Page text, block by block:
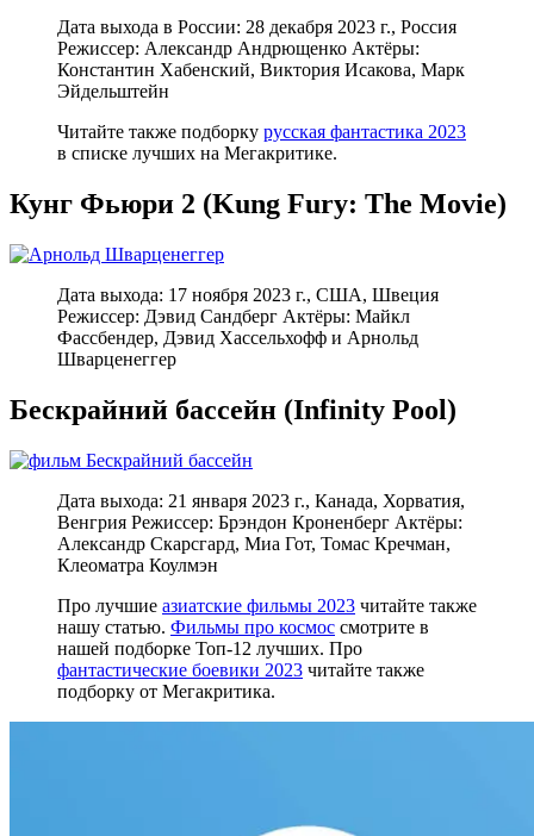
Дата выхода в России: 28 декабря 2023 г., Россия
Режиссер: Александр Андрющенко Актёры:
Константин Хабенский, Виктория Исакова, Марк
Эйдельштейн
Читайте также подборку русская фантастика 2023
в списке лучших на Мегакритике.
Кунг Фьюри 2 (Kung Fury: The Movie)
Дата выхода: 17 ноября 2023 г., США, Швеция
Режиссер: Дэвид Сандберг Актёры: Майкл
Фассбендер, Дэвид Хассельхофф и Арнольд
Шварценеггер
Бескрайний бассейн (Infinity Pool)
Дата выхода: 21 января 2023 г., Канада, Хорватия,
Венгрия Режиссер: Брэндон Кроненберг Актёры:
Александр Скарсгард, Миа Гот, Томас Кречман,
Клеоматра Коулмэн
Про лучшие азиатские фильмы 2023 читайте также
нашу статью. Фильмы про космос смотрите в
нашей подборке Топ-12 лучших. Про
фантастические боевики 2023 читайте также
подборку от Мегакритика.